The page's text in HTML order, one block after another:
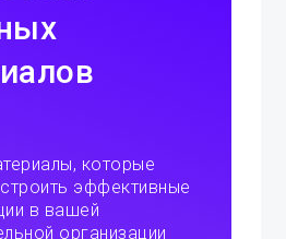
которые
эффективные
в вашей
организации